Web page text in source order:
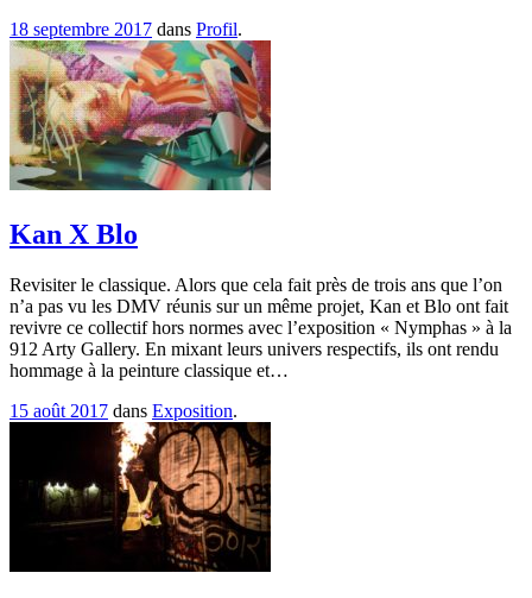
18 septembre 2017 dans Profil.
Kan X Blo
Revisiter le classique. Alors que cela fait près de trois ans que l’on
n’a pas vu les DMV réunis sur un même projet, Kan et Blo ont fait
revivre ce collectif hors normes avec l’exposition « Nymphas » à la
912 Arty Gallery. En mixant leurs univers respectifs, ils ont rendu
hommage à la peinture classique et…
15 août 2017 dans Exposition.